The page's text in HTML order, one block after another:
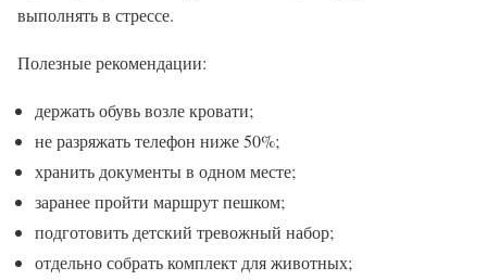
выполнять в стрессе.
Полезные рекомендации:
держать обувь возле кровати;
не разряжать телефон ниже 50%;
хранить документы в одном месте;
заранее пройти маршрут пешком;
подготовить детский тревожный набор;
отдельно собрать комплект для животных;